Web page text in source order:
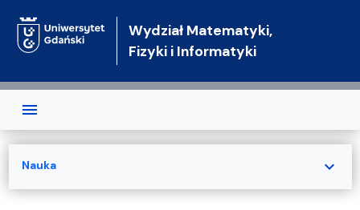
Wydział Matematyki,
Fizyki i Informatyki
Nauka expand_more